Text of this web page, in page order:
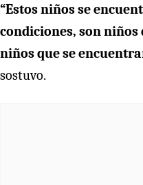
“Estos niños se
condiciones, son niños
niños que se
sostuvo.